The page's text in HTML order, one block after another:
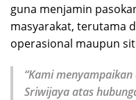
guna menjamin
masyarakat, terutama
operasional maupun
“Kami
Sriwijaya atas